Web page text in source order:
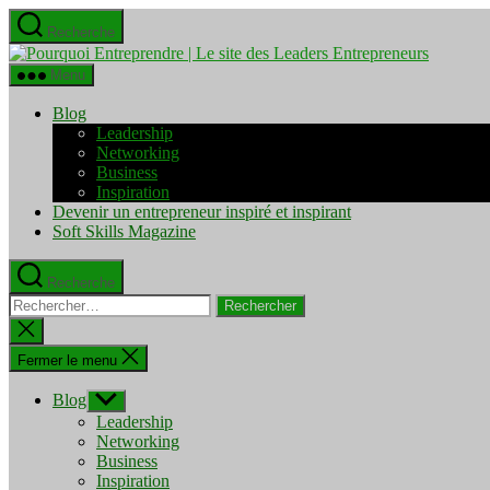
Aller
au
contenu
Recherche
Pourquoi
Menu
Blog
Leadership
Networking
Business
Inspiration
Devenir un entrepreneur inspiré et inspirant
Soft Skills Magazine
Recherche
Rechercher :
Fermer
la
recherche
Fermer le menu
Blog Afficher
le
sous-
menu
Leadership
Networking
Business
Inspiration